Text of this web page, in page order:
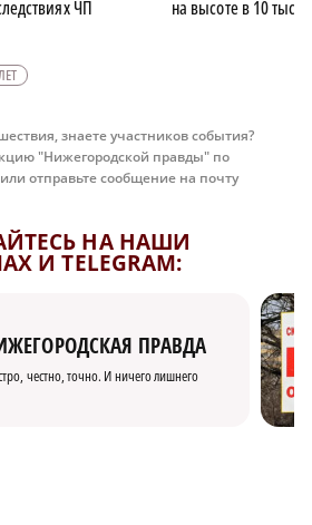
ЧП
на высоте в 10
знаете участников события?
"Нижегородской правды" по
или отправьте сообщение на почту
НА НАШИ
И TELEGRAM:
ПРАВДА
честно, точно. И ничего лишнего